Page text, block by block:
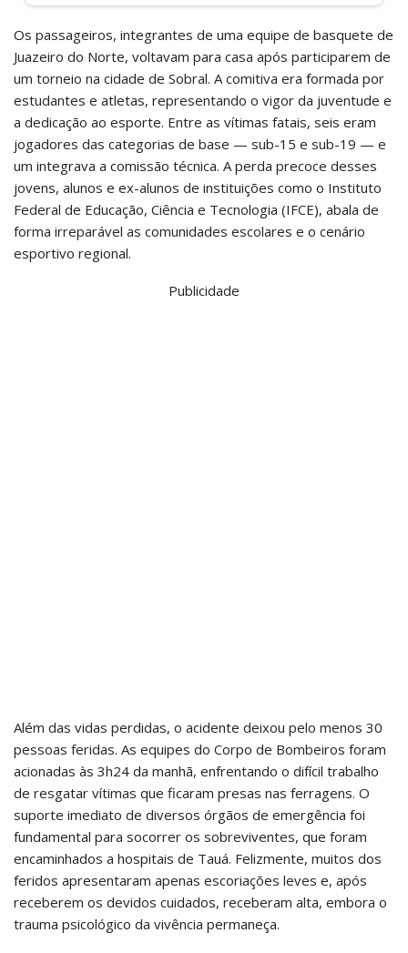
Os passageiros, integrantes de uma equipe de basquete de
Juazeiro do Norte, voltavam para casa após participarem de
um torneio na cidade de Sobral. A comitiva era formada por
estudantes e atletas, representando o vigor da juventude e
a dedicação ao esporte. Entre as vítimas fatais, seis eram
jogadores das categorias de base — sub-15 e sub-19 — e
um integrava a comissão técnica. A perda precoce desses
jovens, alunos e ex-alunos de instituições como o Instituto
Federal de Educação, Ciência e Tecnologia (IFCE), abala de
forma irreparável as comunidades escolares e o cenário
esportivo regional.
Publicidade
Além das vidas perdidas, o acidente deixou pelo menos 30
pessoas feridas. As equipes do Corpo de Bombeiros foram
acionadas às 3h24 da manhã, enfrentando o difícil trabalho
de resgatar vítimas que ficaram presas nas ferragens. O
suporte imediato de diversos órgãos de emergência foi
fundamental para socorrer os sobreviventes, que foram
encaminhados a hospitais de Tauá. Felizmente, muitos dos
feridos apresentaram apenas escoriações leves e, após
receberem os devidos cuidados, receberam alta, embora o
trauma psicológico da vivência permaneça.